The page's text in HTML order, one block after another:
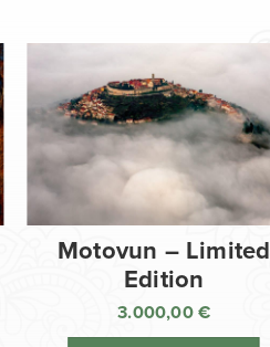
Motovun – Limited
Edition
3.000,00 €